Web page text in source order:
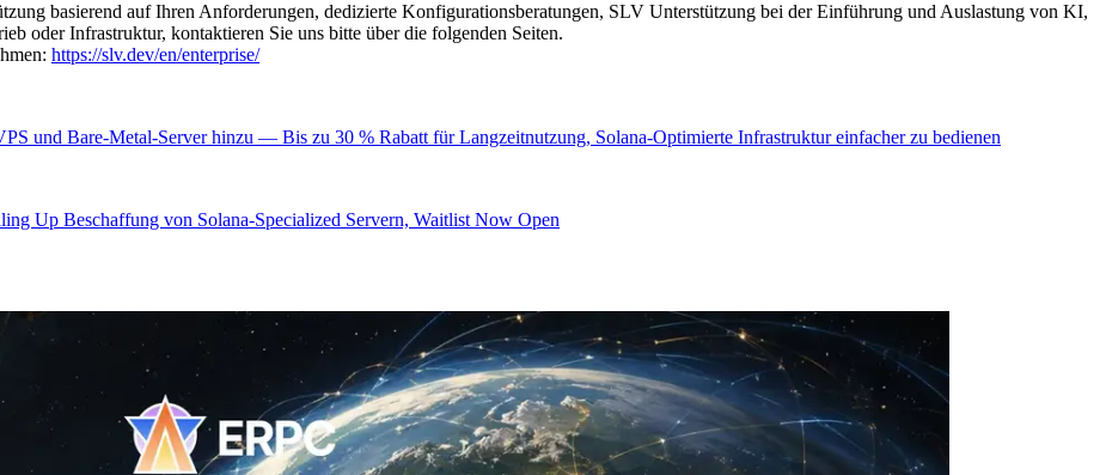
basierend auf Ihren Anforderungen, dedizierte Konfigurationsberatungen, SLV Unterstützung bei der Einführung und Auslastung von KI,
oder Infrastruktur, kontaktieren Sie uns bitte über die folgenden Seiten.
https://slv.dev/en/enterprise/
und Bare-Metal-Server hinzu — Bis zu 30 % Rabatt für Langzeitnutzung, Solana-Optimierte Infrastruktur einfacher zu bedienen
Up Beschaffung von Solana-Specialized Servern, Waitlist Now Open